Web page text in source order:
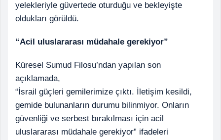
yelekleriyle güvertede oturduğu ve bekleyişte
oldukları görüldü.
“Acil uluslararası müdahale gerekiyor”
Küresel Sumud Filosu’ndan yapılan son
açıklamada,
“İsrail güçleri gemilerimize çıktı. İletişim kesildi,
gemide bulunanların durumu bilinmiyor. Onların
güvenliği ve serbest bırakılması için acil
uluslararası müdahale gerekiyor” ifadeleri